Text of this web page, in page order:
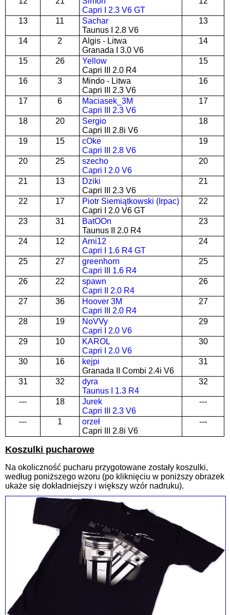
Capri I 2.3 V6 GT
13 11
Sachar
Taunus I 2.8 V6
13
14 2
Algis - Litwa
Granada I 3.0 V6
14
15 26
Yellow
Capri III 2.0 R4
15
16 3
Mindo - Litwa
Capri III 2.3 V6
16
17 6
Maciasek_3M
Capri III 2.3 V6
17
18 20
Sergio
Capri III 2.8i V6
18
19 15
cOke
Capri III 2.8 V6
19
20 25
szecho
Capri I 2.0 V6
20
21 13
Dziki
Capri III 2.3 V6
21
22 17
Piotr Siemiątkowski (Irpac)
Capri I 2.0 V6 GT
22
23 31
BatOOn
Taunus II 2.0 R4
23
24 12
Arni12
Capri I 1.6 R4 GT
24
25 27
greenhorn
Capri III 1.6 R4
25
26 22
spawn
Capri II 2.0 R4
26
27 36
Hoover 3M
Capri III 2.0 R4
27
28 19
NoVVy
Capri I 2.0 V6
29
29 10
KAROL
Capri I 2.0 V6
30
30 16
kejpi
Granada II Combi 2.4i V6
31
31 32
dyra
Taunus I 1.3 R4
32
--- 18
Jurek
Capri III 2.3 V6
---
--- 1
orzeł
Capri III 2.8i V6
---
Koszulki pucharowe
Na okoliczność pucharu przygotowane zostały koszulki,
według poniższego wzoru (po kliknięciu w poniższy obrazek
ukaże się dokładniejszy i większy wzór nadruku).